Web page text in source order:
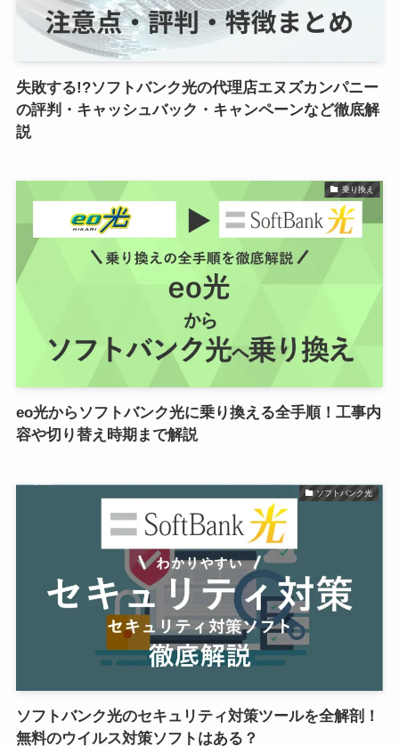
失敗する!?ソフトバンク光の代理店エヌズカンパニー
の評判・キャッシュバック・キャンペーンなど徹底解
説
乗り換え
eo光からソフトバンク光に乗り換える全手順！工事内
容や切り替え時期まで解説
ソフトバンク光
ソフトバンク光のセキュリティ対策ツールを全解剖！
無料のウイルス対策ソフトはある？